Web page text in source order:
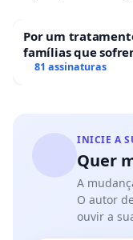
Por um
famílias que
hospitais
81 assinaturas
INICIE A
Quer
A
O autor
ouvir a